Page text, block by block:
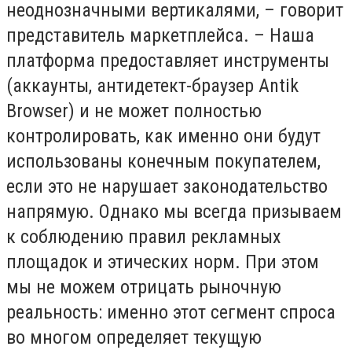
неоднозначными вертикалями, – говорит
представитель маркетплейса. – Наша
платформа предоставляет инструменты
(аккаунты, антидетект-браузер Antik
Browser) и не может полностью
контролировать, как именно они будут
использованы конечным покупателем,
если это не нарушает законодательство
напрямую. Однако мы всегда призываем
к соблюдению правил рекламных
площадок и этических норм. При этом
мы не можем отрицать рыночную
реальность: именно этот сегмент спроса
во многом определяет текущую